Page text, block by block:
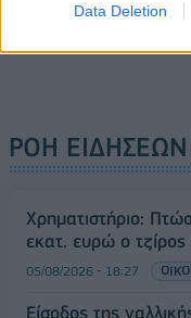
Data Deletion
ΡΟΗ ΕΙΔΗΣΕΩΝ
Χρηματιστήριο:
εκατ. ευρώ ο τζίρος
05/08/2026 - 18:27
Είσοδος της